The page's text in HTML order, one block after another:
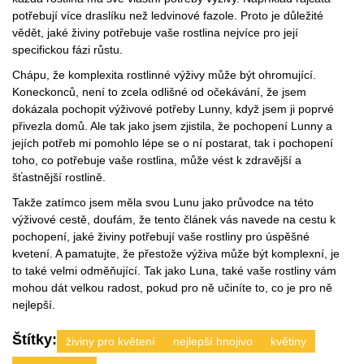
potřebují více draslíku než ledvinové fazole. Proto je důležité
vědět, jaké živiny potřebuje vaše rostlina nejvíce pro její
specifickou fázi růstu.
Chápu, že komplexita rostlinné výživy může být ohromující.
Koneckonců, není to zcela odlišné od očekávání, že jsem
dokázala pochopit výživové potřeby Lunny, když jsem ji poprvé
přivezla domů. Ale tak jako jsem zjistila, že pochopení Lunny a
jejích potřeb mi pomohlo lépe se o ní postarat, tak i pochopení
toho, co potřebuje vaše rostlina, může vést k zdravější a
šťastnější rostlině.
Takže zatímco jsem měla svou Lunu jako průvodce na této
výživové cestě, doufám, že tento článek vás navede na cestu k
pochopení, jaké živiny potřebují vaše rostliny pro úspěšné
kvetení. A pamatujte, že přestože výživa může být komplexní, je
to také velmi odměňující. Tak jako Luna, také vaše rostliny vám
mohou dát velkou radost, pokud pro ně učiníte to, co je pro ně
nejlepší.
Štítky: živiny pro květení nejlepší hnojivo květiny